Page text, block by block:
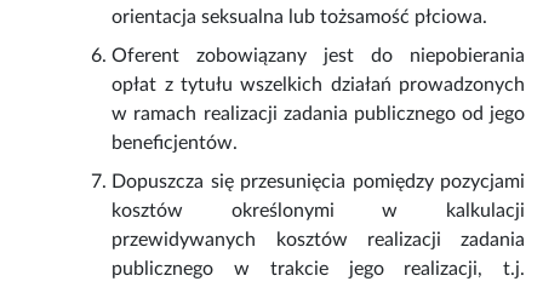
orientacja seksualna lub tożsamość płciowa.
Oferent zobowiązany jest do niepobierania
opłat z tytułu wszelkich działań prowadzonych
w ramach realizacji zadania publicznego od jego
beneficjentów.
Dopuszcza się przesunięcia pomiędzy pozycjami
kosztów określonymi w kalkulacji
przewidywanych kosztów realizacji zadania
publicznego w trakcie jego realizacji, t.j.